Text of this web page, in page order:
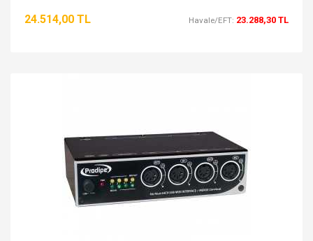
24.514,00 TL Havale/EFT: 23.288,30 TL